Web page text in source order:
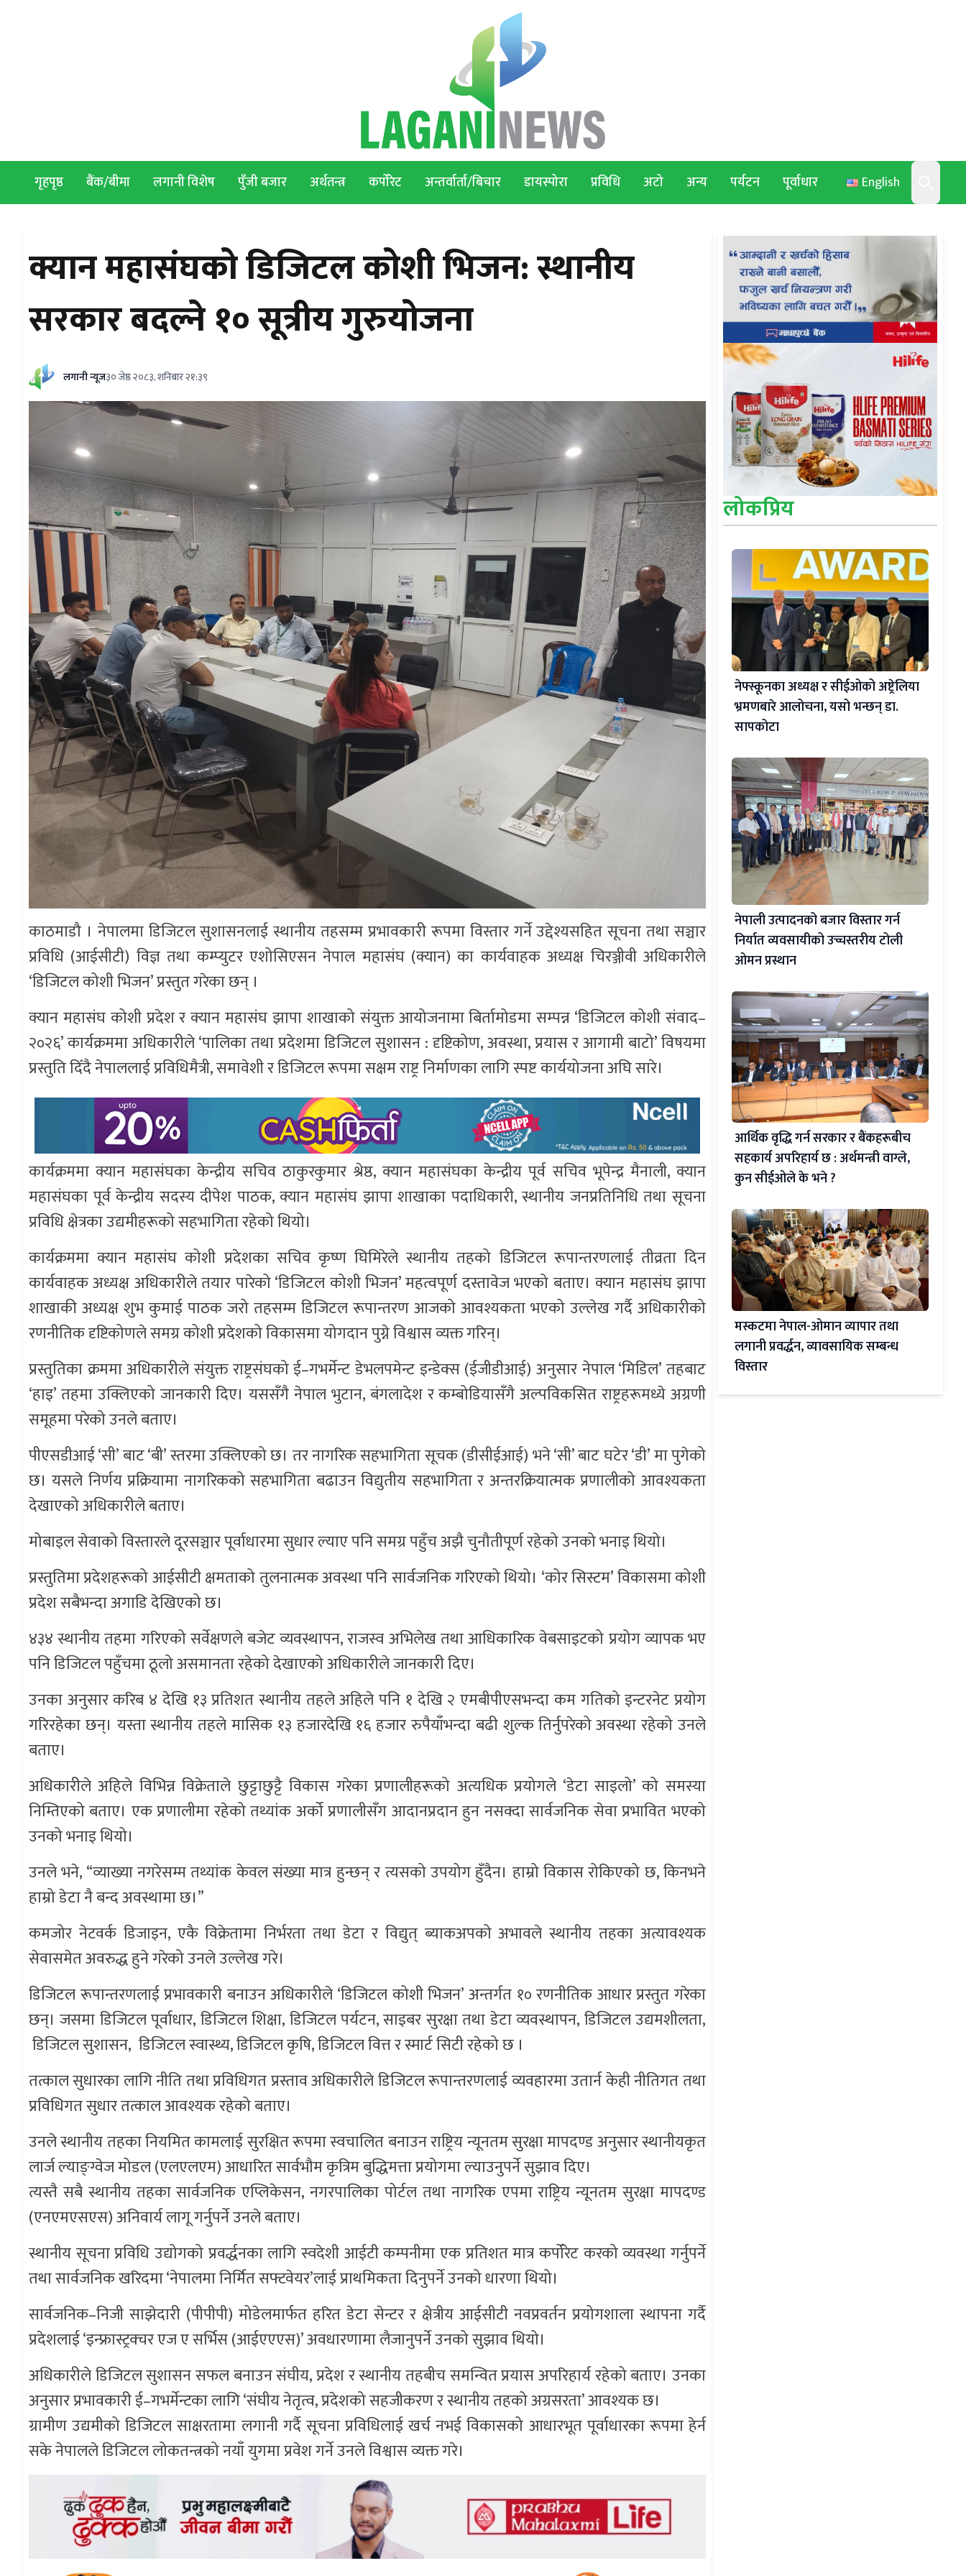
English
Search
गृहपृष्ठ बैंक/बीमा लगानी विशेष पुँजी बजार अर्थतन्त्र कर्पोरेट अन्तर्वार्ता/बिचार डायस्पोरा प्रविधि अटो अन्य पर्यटन पूर्वाधार
क्यान महासंघको डिजिटल कोशी भिजन: स्थानीय
सरकार बदल्ने १० सूत्रीय गुरुयोजना
लगानी न्यूज३० जेष्ठ २०८३, शनिबार २१:३९
काठमाडौ । नेपालमा डिजिटल सुशासनलाई स्थानीय तहसम्म प्रभावकारी रूपमा विस्तार गर्ने उद्देश्यसहित सूचना तथा सञ्चार
प्रविधि (आईसीटी) विज्ञ तथा कम्प्युटर एशोसिएसन नेपाल महासंघ (क्यान) का कार्यवाहक अध्यक्ष चिरञ्जीवी अधिकारीले
‘डिजिटल कोशी भिजन’ प्रस्तुत गरेका छन् ।
क्यान महासंघ कोशी प्रदेश र क्यान महासंघ झापा शाखाको संयुक्त आयोजनामा बिर्तामोडमा सम्पन्न ‘डिजिटल कोशी संवाद–
२०२६’ कार्यक्रममा अधिकारीले ‘पालिका तथा प्रदेशमा डिजिटल सुशासन : दृष्टिकोण, अवस्था, प्रयास र आगामी बाटो’ विषयमा
प्रस्तुति दिँदै नेपाललाई प्रविधिमैत्री, समावेशी र डिजिटल रूपमा सक्षम राष्ट्र निर्माणका लागि स्पष्ट कार्ययोजना अघि सारे।
कार्यक्रममा क्यान महासंघका केन्द्रीय सचिव ठाकुरकुमार श्रेष्ठ, क्यान महासंघका केन्द्रीय पूर्व सचिव भूपेन्द्र मैनाली, क्यान
महासंघका पूर्व केन्द्रीय सदस्य दीपेश पाठक, क्यान महासंघ झापा शाखाका पदाधिकारी, स्थानीय जनप्रतिनिधि तथा सूचना
प्रविधि क्षेत्रका उद्यमीहरूको सहभागिता रहेको थियो।
कार्यक्रममा क्यान महासंघ कोशी प्रदेशका सचिव कृष्ण घिमिरेले स्थानीय तहको डिजिटल रूपान्तरणलाई तीव्रता दिन
कार्यवाहक अध्यक्ष अधिकारीले तयार पारेको ‘डिजिटल कोशी भिजन’ महत्वपूर्ण दस्तावेज भएको बताए। क्यान महासंघ झापा
शाखाकी अध्यक्ष शुभ कुमाई पाठक जरो तहसम्म डिजिटल रूपान्तरण आजको आवश्यकता भएको उल्लेख गर्दै अधिकारीको
रणनीतिक दृष्टिकोणले समग्र कोशी प्रदेशको विकासमा योगदान पुग्ने विश्वास व्यक्त गरिन्।
प्रस्तुतिका क्रममा अधिकारीले संयुक्त राष्ट्रसंघको ई–गभर्मेन्ट डेभलपमेन्ट इन्डेक्स (ईजीडीआई) अनुसार नेपाल ‘मिडिल’ तहबाट
‘हाइ’ तहमा उक्लिएको जानकारी दिए। यससँगै नेपाल भुटान, बंगलादेश र कम्बोडियासँगै अल्पविकसित राष्ट्रहरूमध्ये अग्रणी
समूहमा परेको उनले बताए।
पीएसडीआई ‘सी’ बाट ‘बी’ स्तरमा उक्लिएको छ। तर नागरिक सहभागिता सूचक (डीसीईआई) भने ‘सी’ बाट घटेर ‘डी’ मा पुगेको
छ। यसले निर्णय प्रक्रियामा नागरिकको सहभागिता बढाउन विद्युतीय सहभागिता र अन्तरक्रियात्मक प्रणालीको आवश्यकता
देखाएको अधिकारीले बताए।
मोबाइल सेवाको विस्तारले दूरसञ्चार पूर्वाधारमा सुधार ल्याए पनि समग्र पहुँच अझै चुनौतीपूर्ण रहेको उनको भनाइ थियो।
प्रस्तुतिमा प्रदेशहरूको आईसीटी क्षमताको तुलनात्मक अवस्था पनि सार्वजनिक गरिएको थियो। ‘कोर सिस्टम’ विकासमा कोशी
प्रदेश सबैभन्दा अगाडि देखिएको छ।
४३४ स्थानीय तहमा गरिएको सर्वेक्षणले बजेट व्यवस्थापन, राजस्व अभिलेख तथा आधिकारिक वेबसाइटको प्रयोग व्यापक भए
पनि डिजिटल पहुँचमा ठूलो असमानता रहेको देखाएको अधिकारीले जानकारी दिए।
उनका अनुसार करिब ४ देखि १३ प्रतिशत स्थानीय तहले अहिले पनि १ देखि २ एमबीपीएसभन्दा कम गतिको इन्टरनेट प्रयोग
गरिरहेका छन्। यस्ता स्थानीय तहले मासिक १३ हजारदेखि १६ हजार रुपैयाँभन्दा बढी शुल्क तिर्नुपरेको अवस्था रहेको उनले
बताए।
अधिकारीले अहिले विभिन्न विक्रेताले छुट्टाछुट्टै विकास गरेका प्रणालीहरूको अत्यधिक प्रयोगले ‘डेटा साइलो’ को समस्या
निम्तिएको बताए। एक प्रणालीमा रहेको तथ्यांक अर्को प्रणालीसँग आदानप्रदान हुन नसक्दा सार्वजनिक सेवा प्रभावित भएको
उनको भनाइ थियो।
उनले भने, “व्याख्या नगरेसम्म तथ्यांक केवल संख्या मात्र हुन्छन् र त्यसको उपयोग हुँदैन। हाम्रो विकास रोकिएको छ, किनभने
हाम्रो डेटा नै बन्द अवस्थामा छ।”
कमजोर नेटवर्क डिजाइन, एकै विक्रेतामा निर्भरता तथा डेटा र विद्युत् ब्याकअपको अभावले स्थानीय तहका अत्यावश्यक
सेवासमेत अवरुद्ध हुने गरेको उनले उल्लेख गरे।
डिजिटल रूपान्तरणलाई प्रभावकारी बनाउन अधिकारीले ‘डिजिटल कोशी भिजन’ अन्तर्गत १० रणनीतिक आधार प्रस्तुत गरेका
छन्। जसमा डिजिटल पूर्वाधार, डिजिटल शिक्षा, डिजिटल पर्यटन, साइबर सुरक्षा तथा डेटा व्यवस्थापन, डिजिटल उद्यमशीलता,
डिजिटल सुशासन, डिजिटल स्वास्थ्य, डिजिटल कृषि, डिजिटल वित्त र स्मार्ट सिटी रहेको छ ।
तत्काल सुधारका लागि नीति तथा प्रविधिगत प्रस्ताव अधिकारीले डिजिटल रूपान्तरणलाई व्यवहारमा उतार्न केही नीतिगत तथा
प्रविधिगत सुधार तत्काल आवश्यक रहेको बताए।
उनले स्थानीय तहका नियमित कामलाई सुरक्षित रूपमा स्वचालित बनाउन राष्ट्रिय न्यूनतम सुरक्षा मापदण्ड अनुसार स्थानीयकृत
लार्ज ल्याङ्ग्वेज मोडल (एलएलएम) आधारित सार्वभौम कृत्रिम बुद्धिमत्ता प्रयोगमा ल्याउनुपर्ने सुझाव दिए।
त्यस्तै सबै स्थानीय तहका सार्वजनिक एप्लिकेसन, नगरपालिका पोर्टल तथा नागरिक एपमा राष्ट्रिय न्यूनतम सुरक्षा मापदण्ड
(एनएमएसएस) अनिवार्य लागू गर्नुपर्ने उनले बताए।
स्थानीय सूचना प्रविधि उद्योगको प्रवर्द्धनका लागि स्वदेशी आईटी कम्पनीमा एक प्रतिशत मात्र कर्पोरेट करको व्यवस्था गर्नुपर्ने
तथा सार्वजनिक खरिदमा ‘नेपालमा निर्मित सफ्टवेयर’लाई प्राथमिकता दिनुपर्ने उनको धारणा थियो।
सार्वजनिक–निजी साझेदारी (पीपीपी) मोडेलमार्फत हरित डेटा सेन्टर र क्षेत्रीय आईसीटी नवप्रवर्तन प्रयोगशाला स्थापना गर्दै
प्रदेशलाई ‘इन्फ्रास्ट्रक्चर एज ए सर्भिस (आईएएएस)’ अवधारणामा लैजानुपर्ने उनको सुझाव थियो।
अधिकारीले डिजिटल सुशासन सफल बनाउन संघीय, प्रदेश र स्थानीय तहबीच समन्वित प्रयास अपरिहार्य रहेको बताए। उनका
अनुसार प्रभावकारी ई–गभर्मेन्टका लागि ‘संघीय नेतृत्व, प्रदेशको सहजीकरण र स्थानीय तहको अग्रसरता’ आवश्यक छ।
ग्रामीण उद्यमीको डिजिटल साक्षरतामा लगानी गर्दै सूचना प्रविधिलाई खर्च नभई विकासको आधारभूत पूर्वाधारका रूपमा हेर्न
सके नेपालले डिजिटल लोकतन्त्रको नयाँ युगमा प्रवेश गर्ने उनले विश्वास व्यक्त गरे।
लोकप्रिय
नेफ्स्कूनका अध्यक्ष र सीईओको अष्ट्रेलिया
भ्रमणबारे आलोचना, यसो भन्छन् डा‍.
सापकोटा
नेपाली उत्पादनको बजार विस्तार गर्न
निर्यात व्यवसायीको उच्चस्तरीय टोली
ओमन प्रस्थान
आर्थिक वृद्धि गर्न सरकार र बैंकहरूबीच
सहकार्य अपरिहार्य छ : अर्थमन्त्री वाग्ले,
कुन सीईओले के भने ?
मस्कटमा नेपाल-ओमान व्यापार तथा
लगानी प्रवर्द्धन, व्यावसायिक सम्बन्ध
विस्तार